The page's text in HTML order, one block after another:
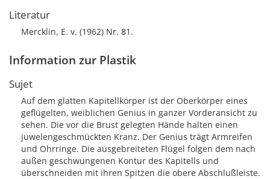
Literatur
Mercklin, E. v. (1962) Nr. 81.
Information zur Plastik
Sujet
Auf dem glatten Kapitellkörper ist der Oberkörper eines
geflügelten, weiblichen Genius in ganzer Vorderansicht zu
sehen. Die vor die Brust gelegten Hände halten einen
juwelengeschmückten Kranz. Der Genius trägt Armreifen
und Ohrringe. Die ausgebreiteten Flügel folgen dem nach
außen geschwungenen Kontur des Kapitells und
überschneiden mit ihren Spitzen die obere Abschlußleiste.